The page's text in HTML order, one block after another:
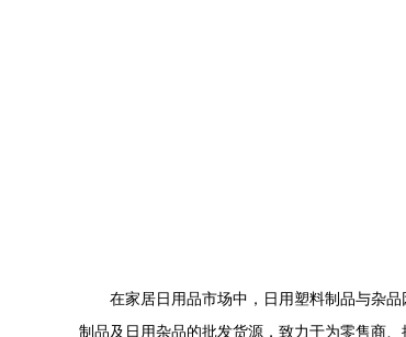
在家居日用品市场中，日用塑料制品与杂
制品及日用杂品的批发货源，致力于为零售商